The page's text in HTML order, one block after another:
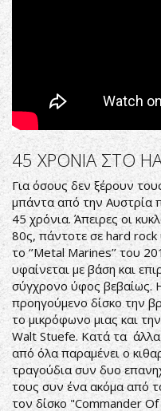
45 ΧΡΟΝΙΑ ΣΤΟ
Για όσους δεν ξέρουν
μπάντα από την Αυστρία
45 χρόνια. Άπειρες οι
80ς, πάντοτε σε hard rock
το ‘’Metal Marines’’ του
υφαίνεται με βάση και
σύγχρονο ύφος βεβαίως.
προηγούμενο δίσκο την
το μικρόφωνο μιας και
Walt Stuefe. Κατά τα
από όλα παραμένει ο
τραγούδια συν δυο
τους συν ένα ακόμα από
τον δίσκο "Commander